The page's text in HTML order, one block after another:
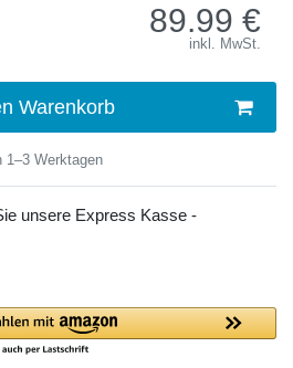
89.99 €
inkl. MwSt.
Warenkorb
1–3 Werktagen
unsere Express Kasse -